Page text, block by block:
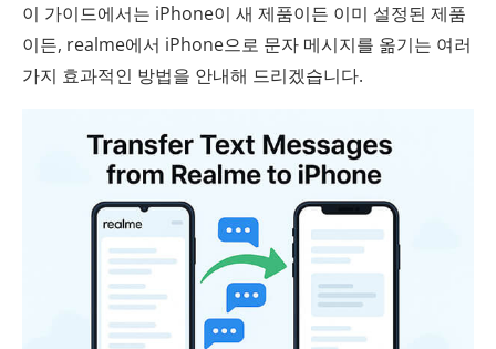
이 가이드에서는 iPhone이 새 제품이든 이미 설정된 제품
이든, realme에서 iPhone으로 문자 메시지를 옮기는 여러
가지 효과적인 방법을 안내해 드리겠습니다.